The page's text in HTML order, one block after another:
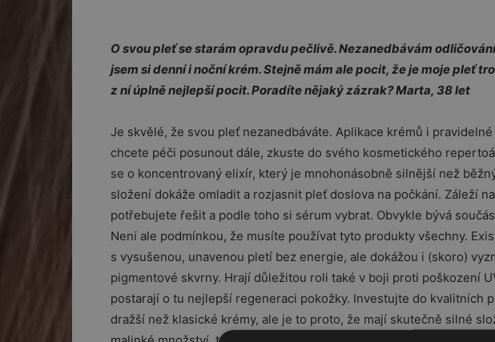
O svou pleť se starám opravdu pečlivě. Nezanedbávám
jsem si denní i noční krém. Stejně mám ale pocit, že je moje pleť
z ní úplně nejlepší pocit. Poradíte nějaký zázrak? Marta, 38 let
Je skvělé, že svou pleť nezanedbáváte. Aplikace krémů i
chcete péči posunout dále, zkuste do svého kosmetického
se o koncentrovaný elixír, který je mnohonásobně silnější než
složení dokáže omladit a rozjasnit pleť doslova na počkání. Záleží
potřebujete řešit a podle toho si sérum vybrat. Obvykle bývá
Není ale podmínkou, že musíte používat tyto produkty všechny.
s vysušenou, unavenou pletí bez energie, ale dokážou i (skoro)
pigmentové skvrny. Hrají důležitou roli také v boji proti poškození
postarají o tu nejlepší regeneraci pokožky. Investujte do kvalitních
dražší než klasické krémy, ale je to proto, že mají skutečně silné